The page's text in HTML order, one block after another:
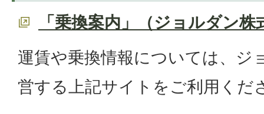
「乗換案内」（ジョルダン株
運賃や乗換情報については、ジ
営する上記サイトをご利用くだ